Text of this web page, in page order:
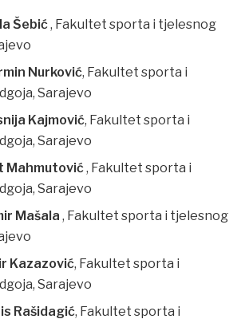
Šebić, Fakultet sporta i tjelesnog
Nurković, Fakultet sporta i
Sarajevo
Kajmović, Fakultet sporta i
Sarajevo
Mahmutović, Fakultet sporta i
Sarajevo
Mašala, Fakultet sporta i tjelesnog
Kazazović, Fakultet sporta i
Sarajevo
Rašidagić, Fakultet sporta i